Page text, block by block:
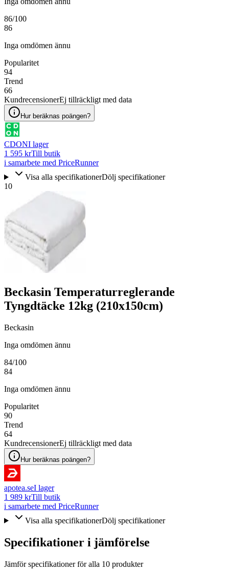
86/100
86
Inga omdömen ännu
Popularitet
94
Trend
66
KundrecensionerEj tillräckligt med data
Hur beräknas poängen?
CDONI lager
1 595 krTill butik
i samarbete med PriceRunner
Visa alla specifikationerDölj specifikationer
10
Beckasin Temperaturreglerande
Tyngdtäcke 12kg (210x150cm)
Beckasin
Inga omdömen ännu
84/100
84
Inga omdömen ännu
Popularitet
90
Trend
64
KundrecensionerEj tillräckligt med data
Hur beräknas poängen?
apotea.seI lager
1 989 krTill butik
i samarbete med PriceRunner
Visa alla specifikationerDölj specifikationer
Specifikationer i jämförelse
Jämför specifikationer för alla 10 produkter